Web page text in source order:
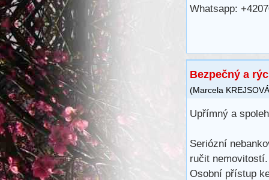
Whatsapp:
Bezpečný a
(Marcela KREJSOVÁ
Upřímný a
Seriózní
ručit
Osobní přístup